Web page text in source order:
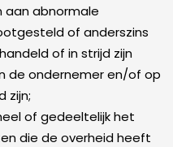
abnormale
of anderszins
of in strijd zijn
de ondernemer en/of op
zijn;
of gedeeltelijk het
die de overheid heeft